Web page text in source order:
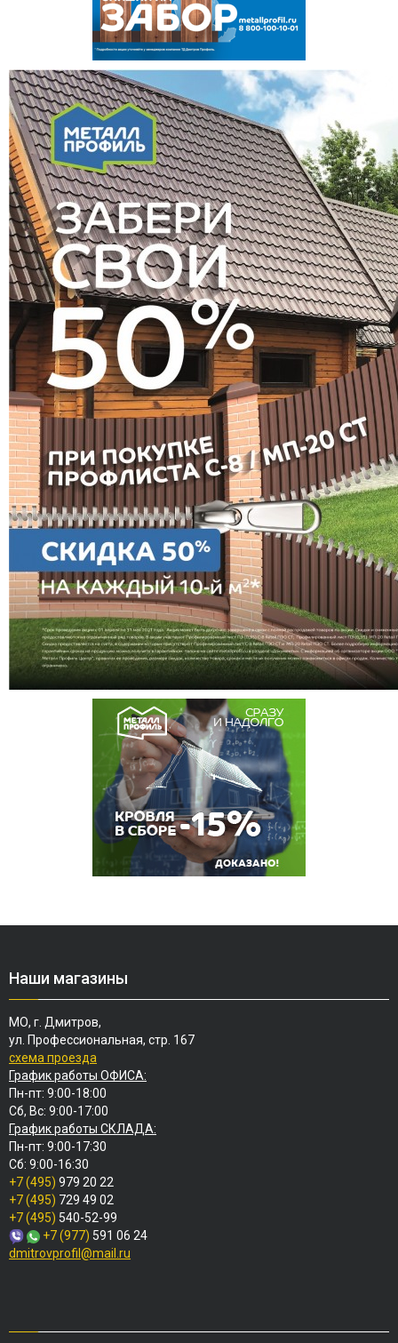
Наши магазины
МО, г. Дмитров,
ул. Профессиональная, стр. 167
схема проезда
График работы ОФИСА:
Пн-пт: 9:00-18:00
Сб, Вс: 9:00-17:00
График работы СКЛАДА:
Пн-пт: 9:00-17:30
Сб: 9:00-16:30
+7 (495) 979 20 22
+7 (495) 729 49 02
+7 (495) 540-52-99
+7 (977) 591 06 24
dmitrovprofil@mail.ru